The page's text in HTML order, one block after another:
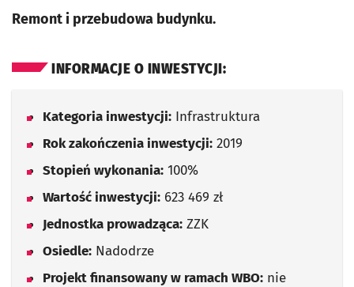
Remont i przebudowa budynku.
INFORMACJE O INWESTYCJI:
Kategoria inwestycji: Infrastruktura
Rok zakończenia inwestycji: 2019
Stopień wykonania: 100%
Wartość inwestycji: 623 469 zł
Jednostka prowadząca: ZZK
Osiedle: Nadodrze
Projekt finansowany w ramach WBO: nie